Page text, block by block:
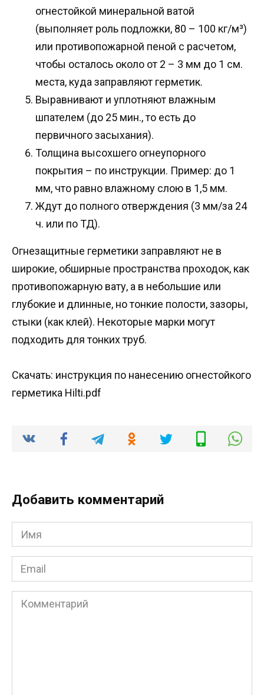
огнестойкой минеральной ватой
(выполняет роль подложки, 80 – 100 кг/м³)
или противопожарной пеной с расчетом,
чтобы осталось около от 2 – 3 мм до 1 см.
места, куда заправляют герметик.
Выравнивают и уплотняют влажным
шпателем (до 25 мин., то есть до
первичного засыхания).
Толщина высохшего огнеупорного
покрытия – по инструкции. Пример: до 1
мм, что равно влажному слою в 1,5 мм.
Ждут до полного отверждения (3 мм/за 24
ч. или по ТД).
Огнезащитные герметики заправляют не в
широкие, обширные пространства проходок, как
противопожарную вату, а в небольшие или
глубокие и длинные, но тонкие полости, зазоры,
стыки (как клей). Некоторые марки могут
подходить для тонких труб.
Скачать: инструкция по нанесению огнестойкого
герметика Hilti.pdf
Добавить комментарий
Имя
*
Email
*
Комментарий